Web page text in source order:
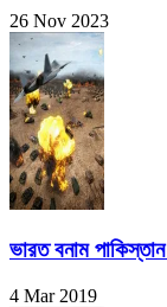
26 Nov 2023
ভারত বনাম
4 Mar 2019